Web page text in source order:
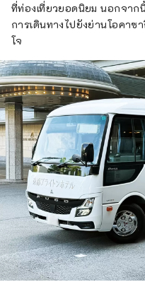
ที่ท่องเที่ยวยอดนิยม นอกจาก
การเดินทางไปยังย่านโอคาซ
โจ